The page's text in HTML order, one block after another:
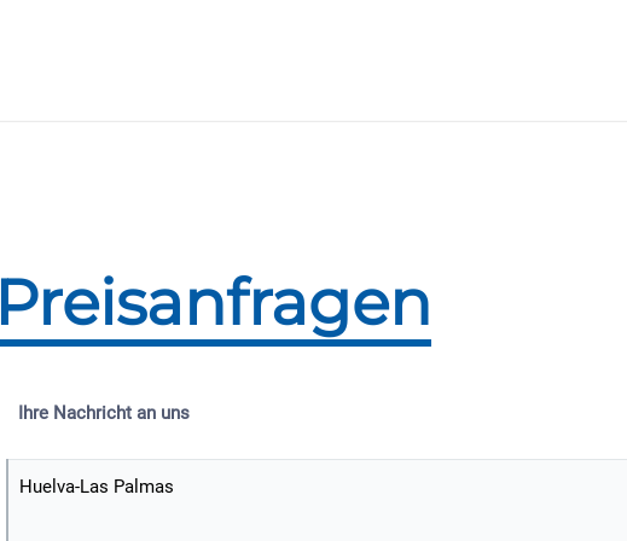
Preisanfragen
Ihre Nachricht an uns